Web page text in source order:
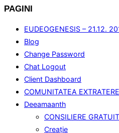
PAGINI
EUDEOGENESIS – 21.12.
Blog
Change Password
Chat Logout
Client Dashboard
COMUNITATEA
Deeamaanth
CONSILIERE
Creaţie